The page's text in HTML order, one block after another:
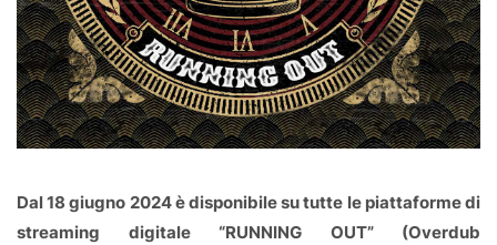
Dal 18 giugno 2024 è disponibile su tutte le piattaforme di
streaming digitale “RUNNING OUT” (Overdub